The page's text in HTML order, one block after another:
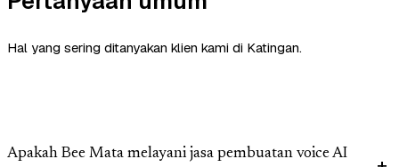
Hal yang sering ditanyakan klien kami di Katingan.
Apakah Bee Mata melayani jasa pembuatan voice AI